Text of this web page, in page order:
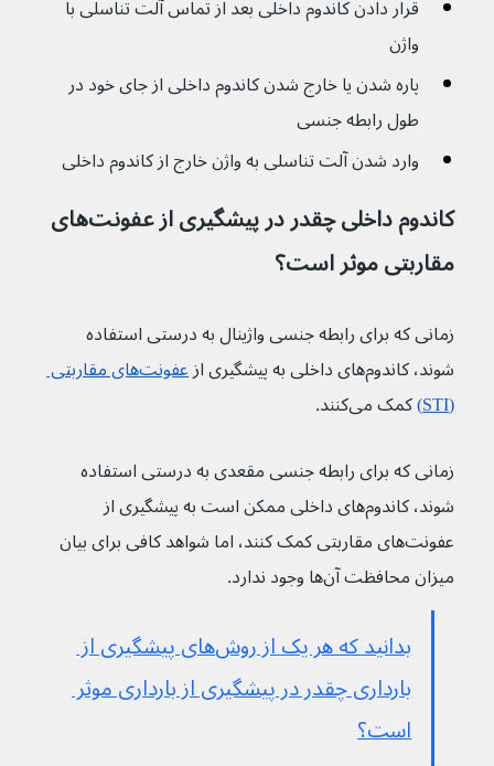
قرار دادن کاندوم داخلی بعد از تماس آلت تناسلی با
واژن
پاره شدن یا خارج شدن کاندوم داخلی از جای خود در
طول رابطه جنسی
وارد شدن آلت تناسلی به واژن خارج از کاندوم داخلی
کاندوم داخلی چقدر در پیشگیری از عفونت‌های
مقاربتی موثر است؟
زمانی که برای رابطه جنسی واژینال به درستی استفاده
شوند، کاندوم‌های داخلی به پیشگیری از
عفونت‌های مقاربتی
(STI)
کمک می‌کنند.
زمانی که برای رابطه جنسی مقعدی به درستی استفاده
شوند، کاندوم‌های داخلی ممکن است به پیشگیری از
عفونت‌های مقاربتی کمک کنند، اما شواهد کافی برای بیان
میزان محافظت آن‌ها وجود ندارد.
بدانید که هر یک از روش‌های پیشگیری از
بارداری چقدر در پیشگیری از بارداری موثر
است؟